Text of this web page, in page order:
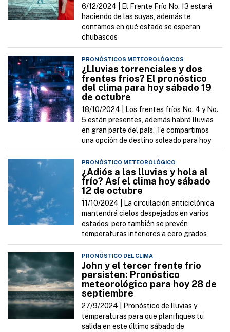
6/12/2024 |
El Frente Frío No. 13 estará
haciendo de las suyas, además te
contamos en qué estado se esperan
chubascos
PRONÓSTICOS METEOROLÓGICOS
¿Lluvias torrenciales y dos
frentes fríos? El pronóstico
del clima para hoy sábado 19
de octubre
18/10/2024 |
Los frentes fríos No. 4 y No.
5 están presentes, además habrá lluvias
en gran parte del país. Te compartimos
una opción de destino soleado para hoy
PRONÓSTICO METEOROLÓGICO
¿Adiós a las lluvias y hola al
frío? Así el clima hoy sábado
12 de octubre
11/10/2024 |
La circulación anticiclónica
mantendrá cielos despejados en varios
estados, pero también se prevén
temperaturas inferiores a cero grados
PRONÓSTICO DEL CLIMA
John y el tercer frente frío
persisten: Pronóstico
meteorológico para hoy 28 de
septiembre
27/9/2024 |
Pronóstico de lluvias y
temperaturas para que planifiques tu
salida en este último sábado de